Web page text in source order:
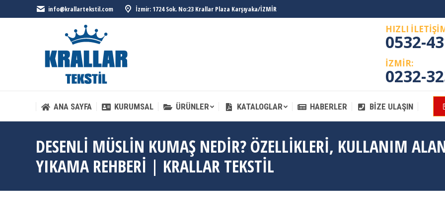
info@krallartekstil.com İzmir: 1724 Sok. No:23 Krallar Plaza Karşıyaka/İZMİR
HIZLI
0532-
İZMİR:
0232-
ANA SAYFA KURUMSAL ÜRÜNLER KATALOGLAR HABERLER BIZE ULAŞIN
DESENLI MÜSLIN KUMAŞ NEDIR? ÖZELLIKLERI, KULLANIM
YIKAMA REHBERI | KRALLAR TEKSTIL
ANA SAYFA KURUMSAL ÜRÜNLER KATALOGLAR HABERLER BIZE ULAŞIN